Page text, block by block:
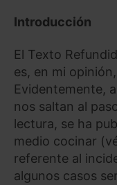
Introducción
El Texto
es, en mi
Evidentemente,
nos saltan al
lectura, se ha
medio cocinar
referente al
algunos casos